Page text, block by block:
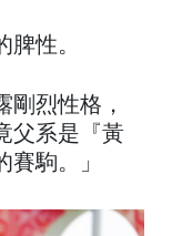
性。
剛烈性格，
父系是『黃
駒。」